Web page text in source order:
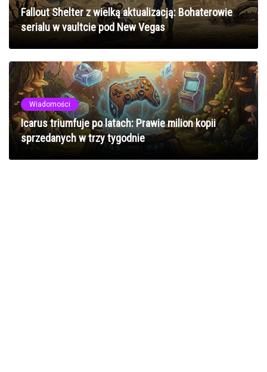
Fallout Shelter z wielką aktualizacją: Bohaterowie
serialu w vaultcie pod New Vegas
Wiadomości
Icarus triumfuje po latach: Prawie milion kopii
sprzedanych w trzy tygodnie